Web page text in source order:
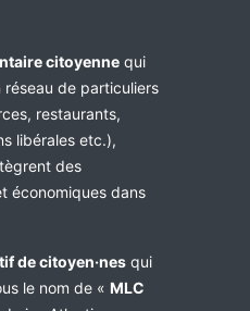
citoyenne qui
réseau de particuliers
restaurants,
libérales etc.),
des
économiques dans
de citoyen·nes qui
le nom de « MLC